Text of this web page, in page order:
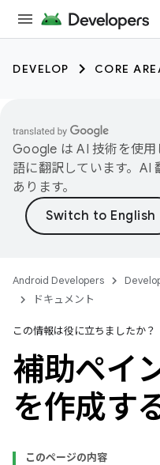
DEVELOP CORE
Google は AI 技術を使
語に翻訳しています。AI
あります。
Android Developers
ドキュメント
この情報は役に立ちましたか？
補助ペイ
を作成す
このページの内容